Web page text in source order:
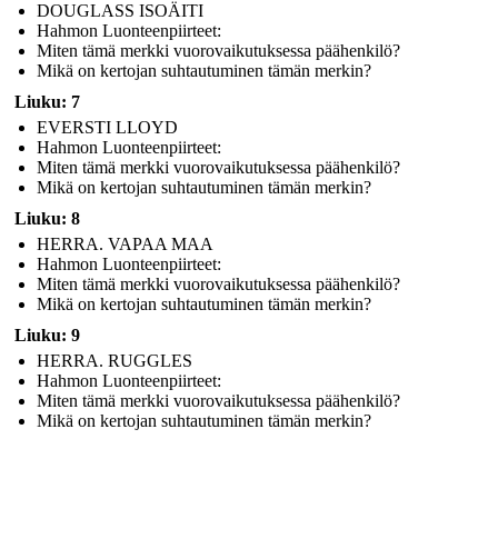
DOUGLASS ISOÄITI
Hahmon Luonteenpiirteet:
Miten tämä merkki vuorovaikutuksessa päähenkilö?
Mikä on kertojan suhtautuminen tämän merkin?
Liuku: 7
EVERSTI LLOYD
Hahmon Luonteenpiirteet:
Miten tämä merkki vuorovaikutuksessa päähenkilö?
Mikä on kertojan suhtautuminen tämän merkin?
Liuku: 8
HERRA. VAPAA MAA
Hahmon Luonteenpiirteet:
Miten tämä merkki vuorovaikutuksessa päähenkilö?
Mikä on kertojan suhtautuminen tämän merkin?
Liuku: 9
HERRA. RUGGLES
Hahmon Luonteenpiirteet:
Miten tämä merkki vuorovaikutuksessa päähenkilö?
Mikä on kertojan suhtautuminen tämän merkin?